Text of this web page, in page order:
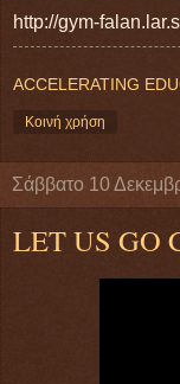
http://gym-
ACCELERATING
Κοινή χρήση
Σάββατο 10
LET US GO